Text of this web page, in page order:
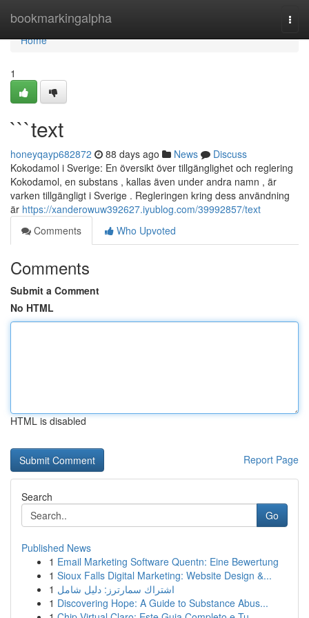
bookmarkingalpha
Home
Home
1
```text
honeyqayp682872 88 days ago News
Discuss
Kokodamol i Sverige: En översikt över tillgänglighet och reglering
Kokodamol, en substans , kallas även under andra namn , är
varken tillgängligt i Sverige . Regleringen kring dess användning
är https://xanderowuw392627.iyublog.com/39992857/text
Comments
Who Upvoted
Comments
Submit a Comment
No HTML
HTML is disabled
Report Page
Search
Go
Published News
1 Email Marketing Software Quentn: Eine Bewertung
1 Sioux Falls Digital Marketing: Website Design &...
1 اشتراك سمارترز: دليل شامل
1 Discovering Hope: A Guide to Substance Abus...